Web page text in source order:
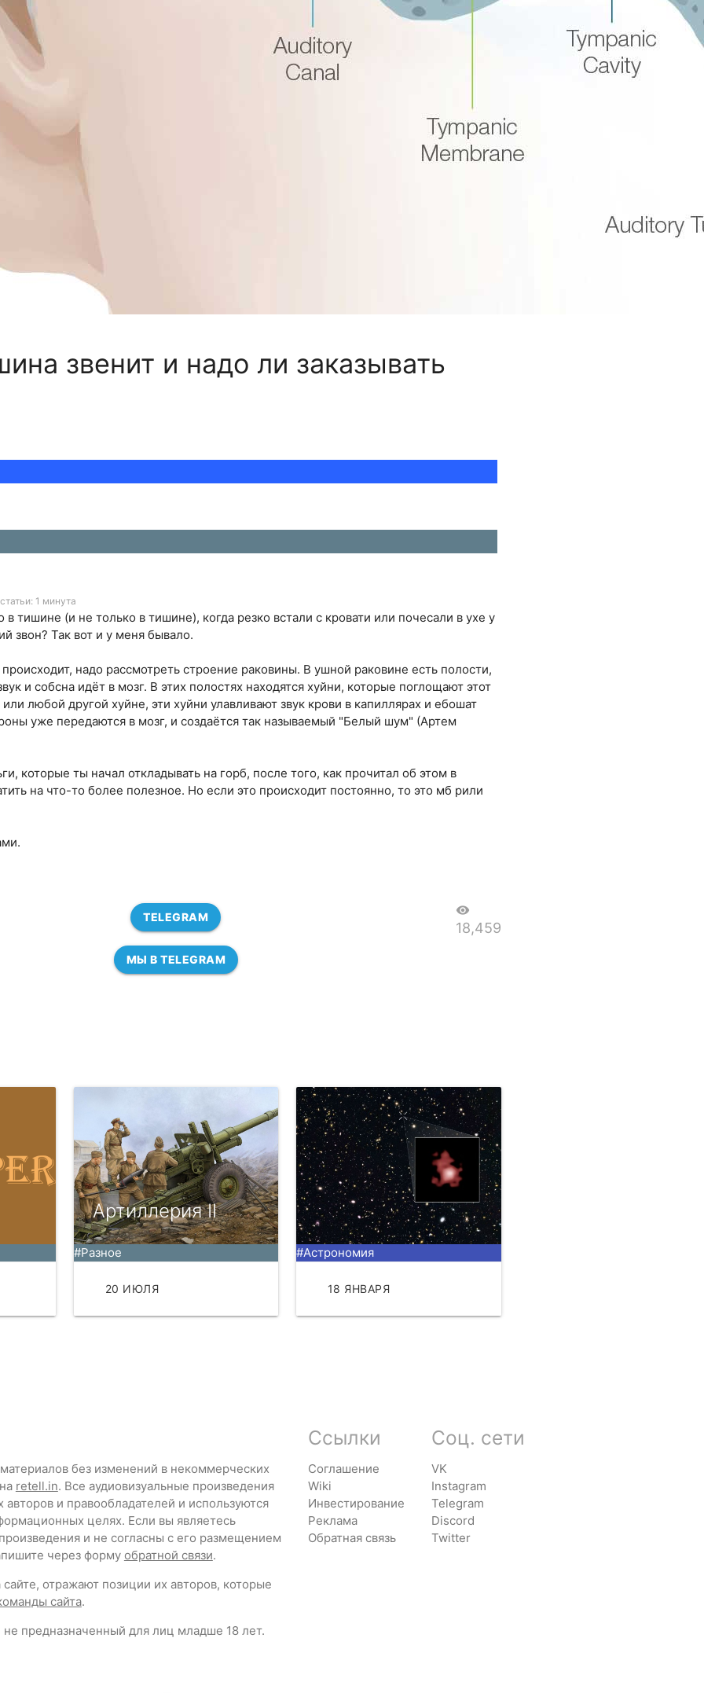
звенит и надо ли заказывать
1 минута
в тишине (и не только в тишине), когда резко встали с кровати или почесали в ухе у
звон? Так вот и у меня бывало.
надо рассмотреть строение раковины. В ушной раковине есть полости,
и собсна идёт в мозг. В этих полостях находятся хуйни, которые поглощают этот
любой другой хуйне, эти хуйни улавливают звук крови в капиллярах и ебошат
уже передаются в мозг, и создаётся так называемый "Белый шум" (Артем
которые ты начал откладывать на горб, после того, как прочитал об этом в
на что-то более полезное. Но если это происходит постоянно, то это мб рили
TELEGRAM visibility
18,459
МЫ В TELEGRAM
Артиллерия II
#Разное
20 ИЮЛЯ
#Астрономия
18 ЯНВАРЯ
без изменений в некоммерческих
retell.in. Все аудиовизуальные произведения
авторов и правообладателей и используются
целях. Если вы являетесь
и не согласны с его размещением
через форму обратной связи.
отражают позиции их авторов, которые
сайта.
предназначенный для лиц младше 18 лет.
Ссылки
Соглашение
Wiki
Инвестирование
Реклама
Обратная связь
Соц. сети
VK
Instagram
Telegram
Discord
Twitter